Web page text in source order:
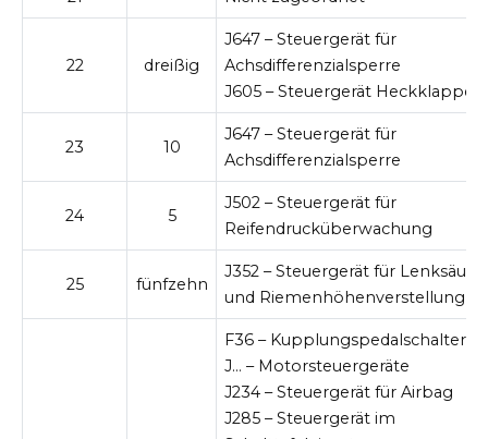
22 dreißig
J647 – Steuergerät für
Achsdifferenzialsperre
J605 – Steuergerät Heckklappe
23 10
J647 – Steuergerät für
Achsdifferenzialsperre
24 5
J502 – Steuergerät für
Reifendrucküberwachung
25 fünfzehn
J352 – Steuergerät für
und Riemenhöhenverstellung
F36 – Kupplungspedalschalter
J… – Motorsteuergeräte
J234 – Steuergerät für Airbag
J285 – Steuergerät im